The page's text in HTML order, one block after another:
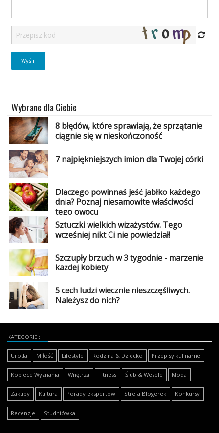
Dodaj
«
Dodaj
Dodaj
Dodaj
artykuł
Wybrane dla Ciebie
8 błędów, które sprawiają, że sprzątanie
ciągnie się w nieskończoność
7 najpiękniejszych imion dla Twojej córki
Dlaczego powinnaś jeść jabłko każdego
dnia? Poznaj niesamowite właściwości
tego owocu
Sztuczki wielkich wizażystów. Tego
wcześniej nikt Ci nie powiedział!
Szczupły brzuch w 3 tygodnie - marzenie
każdej kobiety
5 cech ludzi wiecznie nieszczęśliwych.
Należysz do nich?
KATEGORIE
Uroda Miłość Lifestyle Rodzina & Dziecko Przepisy kulinarne
Kobiece Wyznania Wnętrza Fitness Ślub & Wesele Moda
Zakupy Kultura Porady ekspertów Strefa Blogerek Konkursy
Recenzje Studniówka